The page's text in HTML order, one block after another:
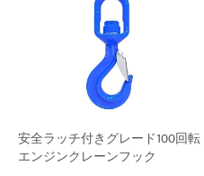
安全ラッチ付きグレード100回転
エンジンクレーンフック